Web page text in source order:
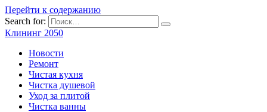
Перейти к содержанию
Search for:
Клининг 2050
Новости
Ремонт
Чистая кухня
Чистка душевой
Уход за плитой
Чистка ванны